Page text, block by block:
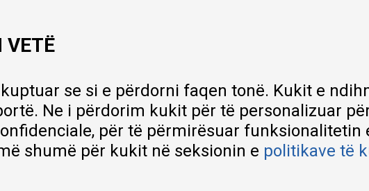
Lista e çmimeve
VETË
se si e përdorni faqen tonë. Kukit e
Ne i përdorim kukit për të personalizuar
për të përmirësuar funksionalitetin
shumë për kukit në seksionin e politikave të